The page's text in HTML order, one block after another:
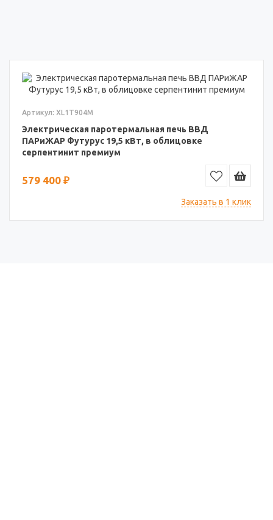
Артикул: XL1T904M
Электрическая паротермальная печь ВВД
ПАРиЖАР Футурус 19,5 кВт, в облицовке
серпентинит премиум
579 400 ₽
Заказать в 1 клик